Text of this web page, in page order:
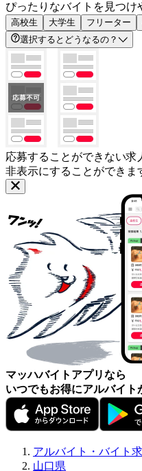
ぴったりなバイトを見つけ
高校生 大学生 フリーター
選択するとどうなるの？
応募することができない求
非表示にすることができま
マッハバイトアプリなら
いつでもお得にアルバイト
アルバイト・バイト
山口県